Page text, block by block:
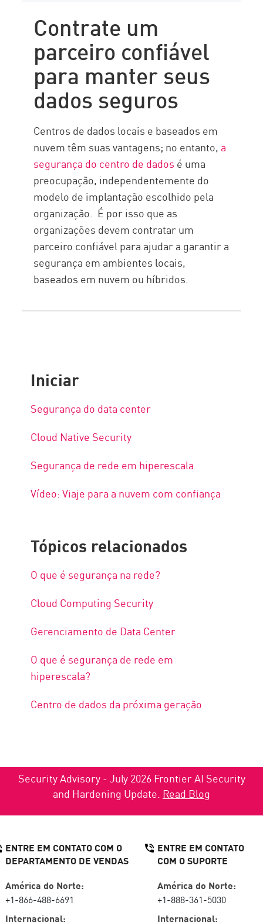
Contrate um
parceiro confiável
para manter seus
dados seguros
Centros de dados locais e baseados em
nuvem têm suas vantagens; no entanto, a
segurança do centro de dados é uma
preocupação, independentemente do
modelo de implantação escolhido pela
organização. É por isso que as
organizações devem contratar um
parceiro confiável para ajudar a garantir a
segurança em ambientes locais,
baseados em nuvem ou híbridos.
Iniciar
Segurança do data center
Cloud Native Security
Segurança de rede em hiperescala
Vídeo: Viaje para a nuvem com confiança
Tópicos relacionados
O que é segurança na rede?
Cloud Computing Security
Gerenciamento de Data Center
O que é segurança de rede em
hiperescala?
Centro de dados da próxima geração
Security Advisory - July 2026 Frontier AI Security
and Hardening Update. Read Blog
ENTRE EM CONTATO COM O
DEPARTAMENTO DE VENDAS
América do Norte:
+1-866-488-6691
Internacional:
ENTRE EM CONTATO
COM O SUPORTE
América do Norte:
+1-888-361-5030
Internacional: